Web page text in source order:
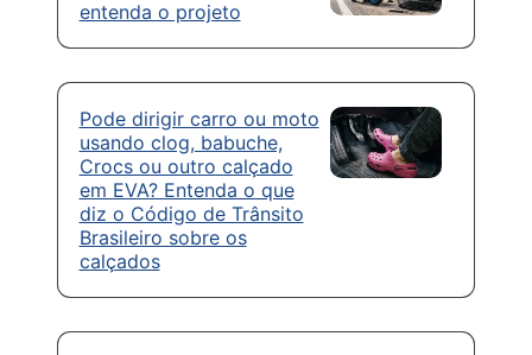
entenda o projeto
Pode dirigir carro ou moto
usando clog, babuche,
Crocs ou outro calçado
em EVA? Entenda o que
diz o Código de Trânsito
Brasileiro sobre os
calçados